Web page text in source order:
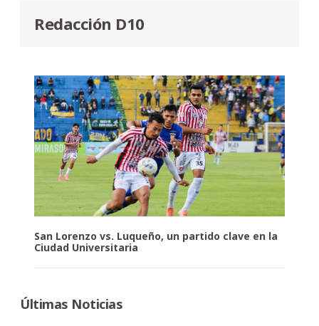
Redacción D10
San Lorenzo vs. Luqueño, un partido clave en la
Ciudad Universitaria
Últimas Noticias